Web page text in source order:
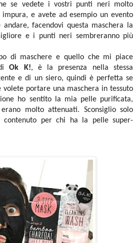
se vedete i vostri punti neri molto
e avete ad esempio un evento
facendovi questa maschera la
e i punti neri sembreranno più
di maschere e quello che mi piace
diOk K!, è la presenza nella stessa
e di un siero, quindi è perfetta se
portare una maschera in tessuto
ho sentito la mia pelle purificata,
molto attenuati. Sconsiglio solo
contenuto per chi ha la pelle super-